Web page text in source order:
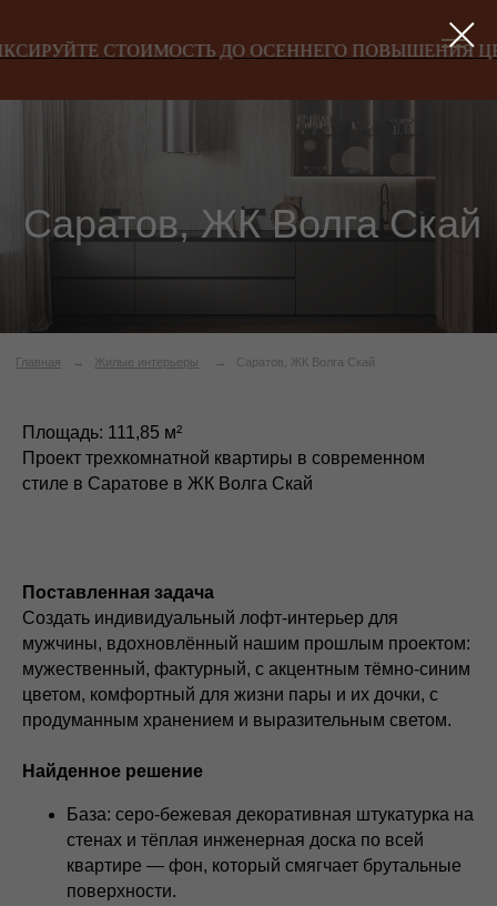
ДО ОСЕННЕГО ПОВЫШЕНИЯ ЦЕН!
Саратов, ЖК Волга Скай
Площадь: 111,85 м²
Проект трехкомнатной квартиры в современном
стиле в Саратове в ЖК Волга Скай
Поставленная задача
Создать индивидуальный лофт‑интерьер для
мужчины, вдохновлённый нашим прошлым проектом:
мужественный, фактурный, с акцентным тёмно‑синим
цветом, комфортный для жизни пары и их дочки, с
продуманным хранением и выразительным светом.
Найденное решение
База: серо‑бежевая декоративная штукатурка на
стенах и тёплая инженерная доска по всей
квартире — фон, который смягчает брутальные
поверхности.